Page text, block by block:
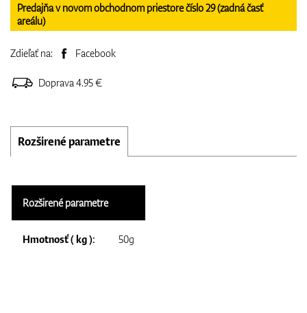
Predajňa v novom obchodnom priestore číslo 29 (zadná časť
areálu)
Zdieľať na: Facebook
Doprava 4.95 €
Rozširené parametre
Rozširené parametre
Hmotnosť ( kg ): 50g